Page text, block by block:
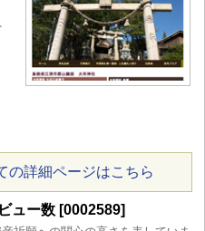
の詳細ページはこちら
ュー数 [0002589]